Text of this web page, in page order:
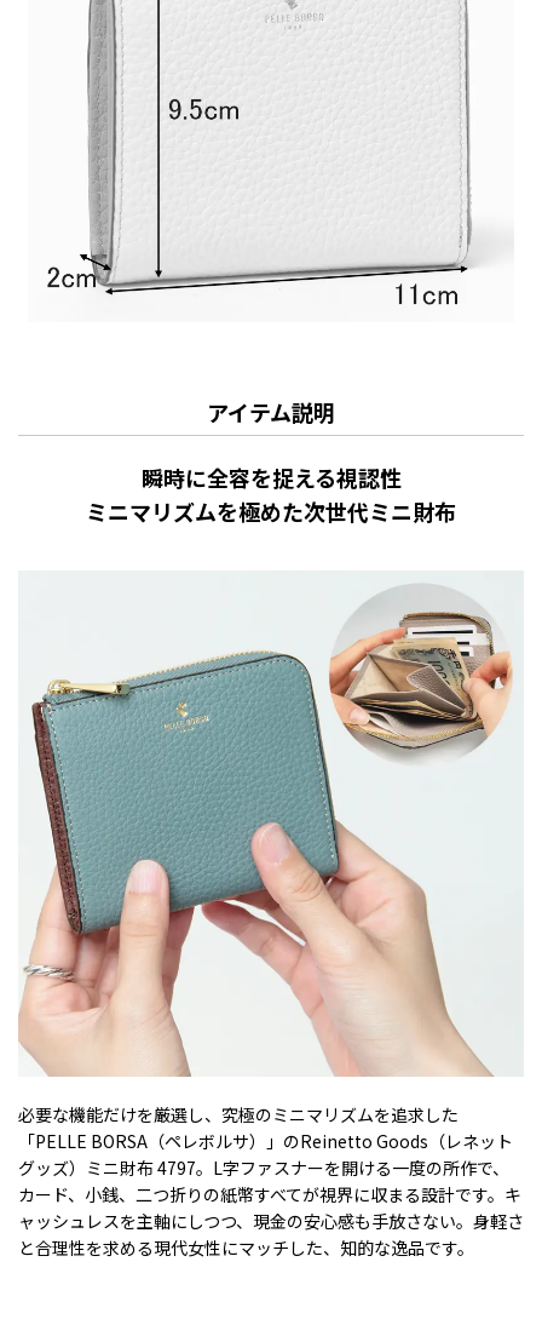
アイテム説明
瞬時に全容を捉える視認性
ミニマリズムを極めた次世代ミニ財布
必要な機能だけを厳選し、究極のミニマリズムを追求した
「PELLE BORSA（ペレボルサ）」のReinetto Goods（レネット
グッズ）ミニ財布 4797。L字ファスナーを開ける一度の所作で、
カード、小銭、二つ折りの紙幣すべてが視界に収まる設計です。キ
ャッシュレスを主軸にしつつ、現金の安心感も手放さない。身軽さ
と合理性を求める現代女性にマッチした、知的な逸品です。